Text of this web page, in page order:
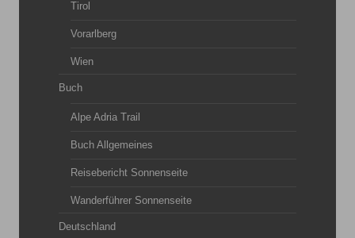
Tirol
Vorarlberg
Wien
Buch
Alpe Adria Trail
Buch Allgemeines
Reisebericht Sonnenseite
Wanderführer Sonnenseite
Deutschland